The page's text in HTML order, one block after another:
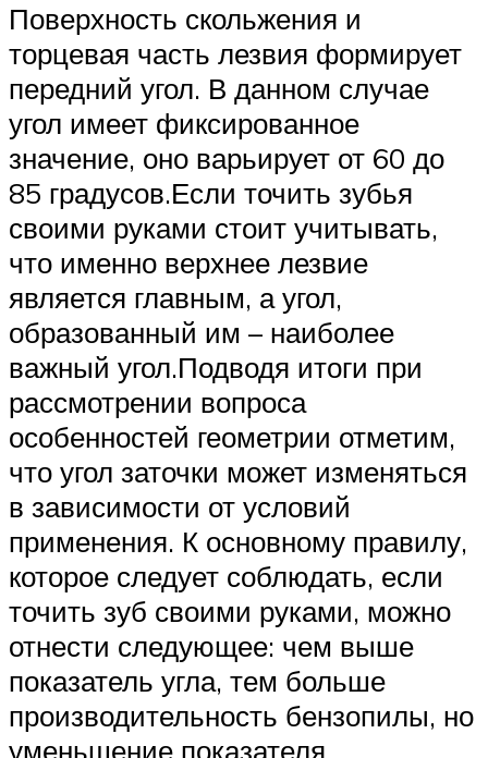
Поверхность скольжения и
торцевая часть лезвия формирует
передний угол. В данном случае
угол имеет фиксированное
значение, оно варьирует от 60 до
85 градусов.Если точить зубья
своими руками стоит учитывать,
что именно верхнее лезвие
является главным, а угол,
образованный им – наиболее
важный угол.Подводя итоги при
рассмотрении вопроса
особенностей геометрии отметим,
что угол заточки может изменяться
в зависимости от условий
применения. К основному правилу,
которое следует соблюдать, если
точить зуб своими руками, можно
отнести следующее: чем выше
показатель угла, тем больше
производительность бензопилы, но
уменьшение показателя